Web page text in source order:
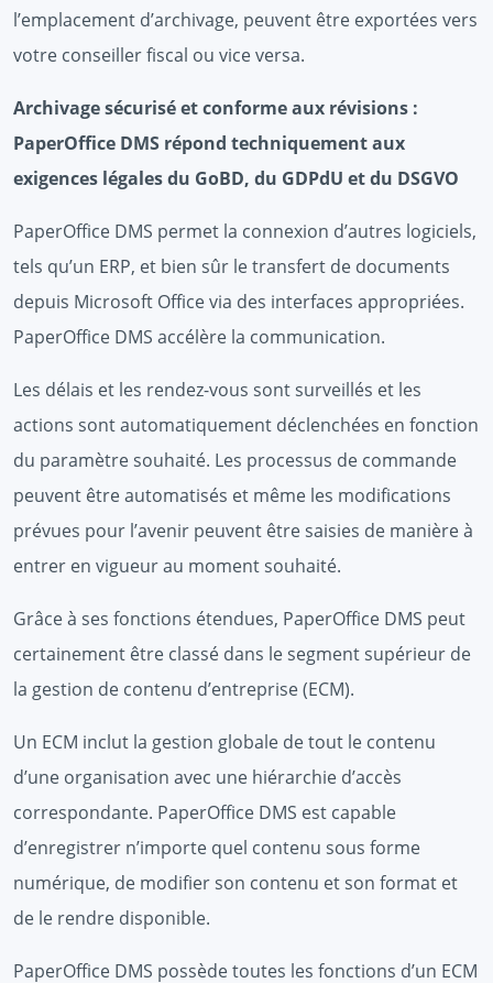
l’emplacement d’archivage, peuvent être exportées vers
votre conseiller fiscal ou vice versa.
Archivage sécurisé et conforme aux révisions :
PaperOffice DMS répond techniquement aux
exigences légales du GoBD, du GDPdU et du DSGVO
PaperOffice DMS permet la connexion d’autres logiciels,
tels qu’un ERP, et bien sûr le transfert de documents
depuis Microsoft Office via des interfaces appropriées.
PaperOffice DMS accélère la communication.
Les délais et les rendez-vous sont surveillés et les
actions sont automatiquement déclenchées en fonction
du paramètre souhaité. Les processus de commande
peuvent être automatisés et même les modifications
prévues pour l’avenir peuvent être saisies de manière à
entrer en vigueur au moment souhaité.
Grâce à ses fonctions étendues, PaperOffice DMS peut
certainement être classé dans le segment supérieur de
la gestion de contenu d’entreprise (ECM).
Un ECM inclut la gestion globale de tout le contenu
d’une organisation avec une hiérarchie d’accès
correspondante. PaperOffice DMS est capable
d’enregistrer n’importe quel contenu sous forme
numérique, de modifier son contenu et son format et
de le rendre disponible.
PaperOffice DMS possède toutes les fonctions d’un ECM